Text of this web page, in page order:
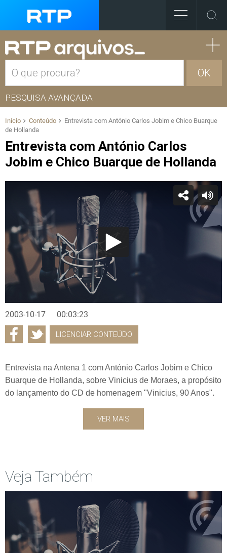
OK
PESQUISA AVANÇADA
Início Conteúdo
Entrevista com António Carlos Jobim e Chico Buarque
de Hollanda
Entrevista com António Carlos
Jobim e Chico Buarque de Hollanda
2003-10-17 00:03:23
LICENCIAR CONTEÚDO
Entrevista na Antena 1 com António Carlos Jobim e Chico
Buarque de Hollanda, sobre Vinicius de Moraes, a propósito
do lançamento do CD de homenagem "Vinicius, 90 Anos".
VER MAIS
Veja Também